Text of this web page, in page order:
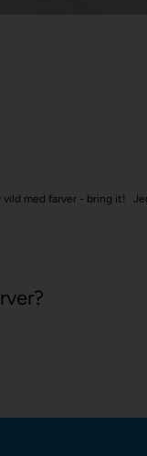
vild med farver - bring it!